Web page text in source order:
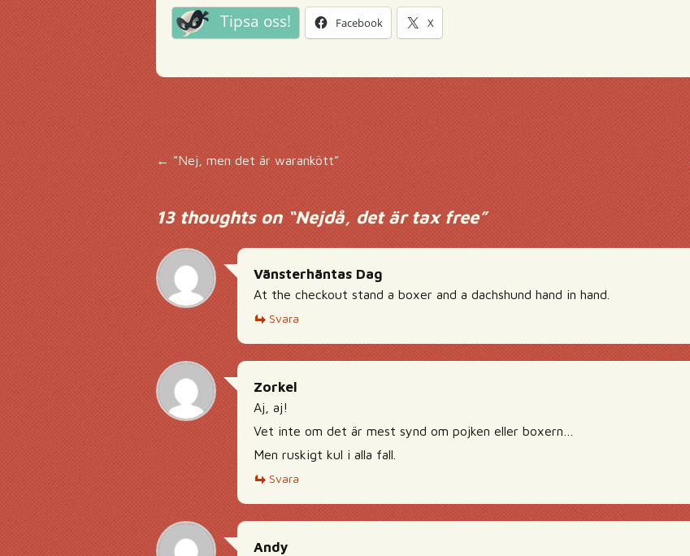
Tipsa oss! Facebook X
Inläggsnavigering
←”Nej, men det är warankött”
13 thoughts on “Nejdå, det är tax free”
Vänsterhäntas Dag
At the checkout stand a boxer and a dachshund hand in hand.
Svara
Zorkel
Aj, aj!
Vet inte om det är mest synd om pojken eller boxern…
Men ruskigt kul i alla fall.
Svara
Andy